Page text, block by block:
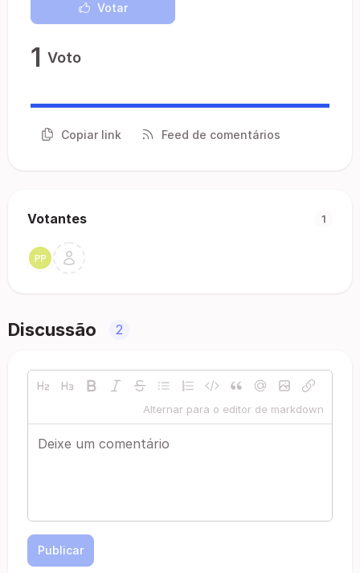
Votar
1 Voto
Copiar link Feed de comentários
Votantes 1
Discussão 2
Alternar para o editor de markdown
Publicar